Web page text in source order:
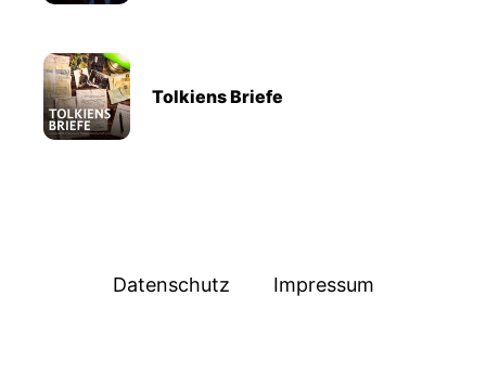
Tolkiens Briefe
Datenschutz Impressum